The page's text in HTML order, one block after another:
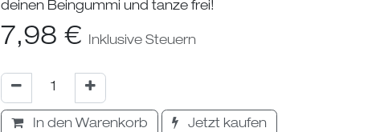
deinen Beingummi und tanze frei!
7,98 € Inklusive Steuern
In den Warenkorb Jetzt kaufen